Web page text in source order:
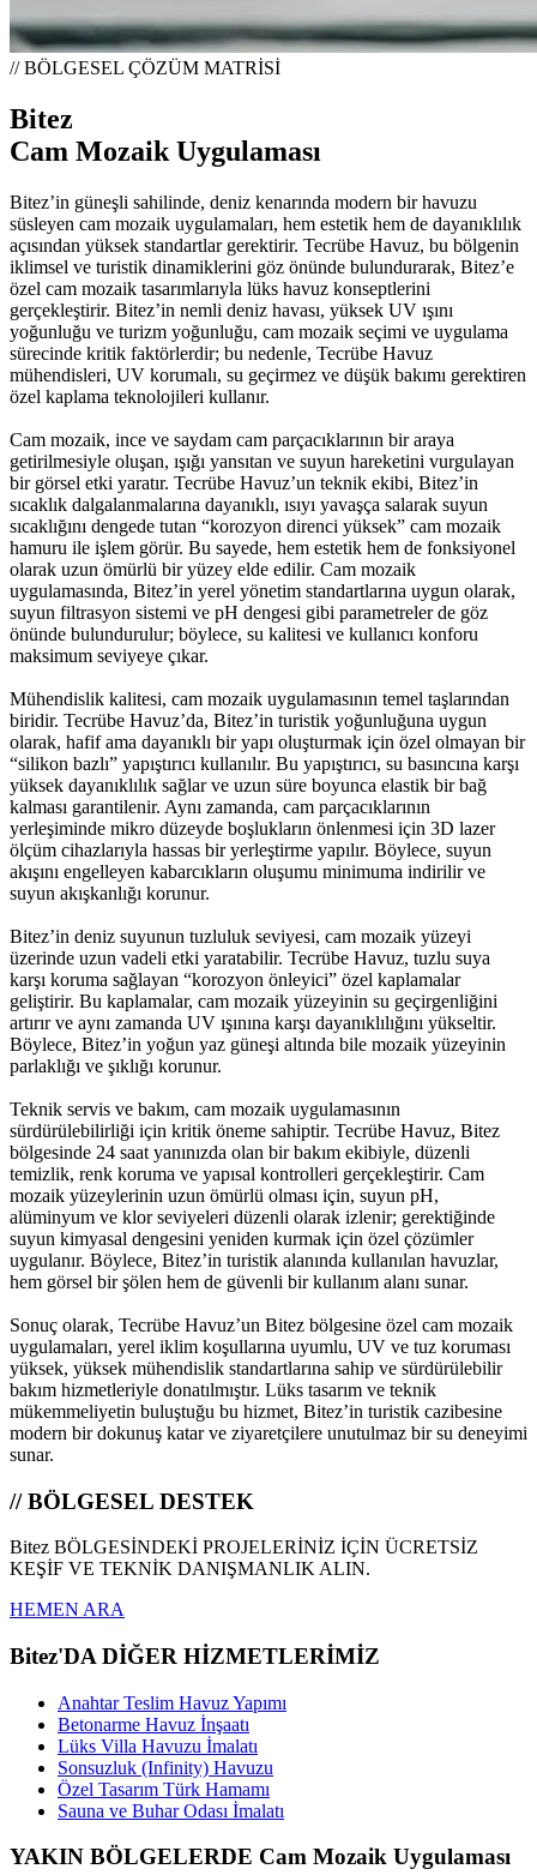
// BÖLGESEL ÇÖZÜM MATRİSİ
Bitez
Cam Mozaik Uygulaması
Bitez’in güneşli sahilinde, deniz kenarında modern bir havuzu
süsleyen cam mozaik uygulamaları, hem estetik hem de dayanıklılık
açısından yüksek standartlar gerektirir. Tecrübe Havuz, bu bölgenin
iklimsel ve turistik dinamiklerini göz önünde bulundurarak, Bitez’e
özel cam mozaik tasarımlarıyla lüks havuz konseptlerini
gerçekleştirir. Bitez’in nemli deniz havası, yüksek UV ışını
yoğunluğu ve turizm yoğunluğu, cam mozaik seçimi ve uygulama
sürecinde kritik faktörlerdir; bu nedenle, Tecrübe Havuz
mühendisleri, UV korumalı, su geçirmez ve düşük bakımı gerektiren
özel kaplama teknolojileri kullanır.
Cam mozaik, ince ve saydam cam parçacıklarının bir araya
getirilmesiyle oluşan, ışığı yansıtan ve suyun hareketini vurgulayan
bir görsel etki yaratır. Tecrübe Havuz’un teknik ekibi, Bitez’in
sıcaklık dalgalanmalarına dayanıklı, ısıyı yavaşça salarak suyun
sıcaklığını dengede tutan “korozyon direnci yüksek” cam mozaik
hamuru ile işlem görür. Bu sayede, hem estetik hem de fonksiyonel
olarak uzun ömürlü bir yüzey elde edilir. Cam mozaik
uygulamasında, Bitez’in yerel yönetim standartlarına uygun olarak,
suyun filtrasyon sistemi ve pH dengesi gibi parametreler de göz
önünde bulundurulur; böylece, su kalitesi ve kullanıcı konforu
maksimum seviyeye çıkar.
Mühendislik kalitesi, cam mozaik uygulamasının temel taşlarından
biridir. Tecrübe Havuz’da, Bitez’in turistik yoğunluğuna uygun
olarak, hafif ama dayanıklı bir yapı oluşturmak için özel olmayan bir
“silikon bazlı” yapıştırıcı kullanılır. Bu yapıştırıcı, su basıncına karşı
yüksek dayanıklılık sağlar ve uzun süre boyunca elastik bir bağ
kalması garantilenir. Aynı zamanda, cam parçacıklarının
yerleşiminde mikro düzeyde boşlukların önlenmesi için 3D lazer
ölçüm cihazlarıyla hassas bir yerleştirme yapılır. Böylece, suyun
akışını engelleyen kabarcıkların oluşumu minimuma indirilir ve
suyun akışkanlığı korunur.
Bitez’in deniz suyunun tuzluluk seviyesi, cam mozaik yüzeyi
üzerinde uzun vadeli etki yaratabilir. Tecrübe Havuz, tuzlu suya
karşı koruma sağlayan “korozyon önleyici” özel kaplamalar
geliştirir. Bu kaplamalar, cam mozaik yüzeyinin su geçirgenliğini
artırır ve aynı zamanda UV ışınına karşı dayanıklılığını yükseltir.
Böylece, Bitez’in yoğun yaz güneşi altında bile mozaik yüzeyinin
parlaklığı ve şıklığı korunur.
Teknik servis ve bakım, cam mozaik uygulamasının
sürdürülebilirliği için kritik öneme sahiptir. Tecrübe Havuz, Bitez
bölgesinde 24 saat yanınızda olan bir bakım ekibiyle, düzenli
temizlik, renk koruma ve yapısal kontrolleri gerçekleştirir. Cam
mozaik yüzeylerinin uzun ömürlü olması için, suyun pH,
alüminyum ve klor seviyeleri düzenli olarak izlenir; gerektiğinde
suyun kimyasal dengesini yeniden kurmak için özel çözümler
uygulanır. Böylece, Bitez’in turistik alanında kullanılan havuzlar,
hem görsel bir şölen hem de güvenli bir kullanım alanı sunar.
Sonuç olarak, Tecrübe Havuz’un Bitez bölgesine özel cam mozaik
uygulamaları, yerel iklim koşullarına uyumlu, UV ve tuz koruması
yüksek, yüksek mühendislik standartlarına sahip ve sürdürülebilir
bakım hizmetleriyle donatılmıştır. Lüks tasarım ve teknik
mükemmeliyetin buluştuğu bu hizmet, Bitez’in turistik cazibesine
modern bir dokunuş katar ve ziyaretçilere unutulmaz bir su deneyimi
sunar.
// BÖLGESEL DESTEK
Bitez BÖLGESİNDEKİ PROJELERİNİZ İÇİN ÜCRETSİZ
KEŞİF VE TEKNİK DANIŞMANLIK ALIN.
HEMEN ARA
Bitez'DA DİĞER HİZMETLERİMİZ
Anahtar Teslim Havuz Yapımı
Betonarme Havuz İnşaatı
Lüks Villa Havuzu İmalatı
Sonsuzluk (Infinity) Havuzu
Özel Tasarım Türk Hamamı
Sauna ve Buhar Odası İmalatı
YAKIN BÖLGELERDE Cam Mozaik Uygulaması